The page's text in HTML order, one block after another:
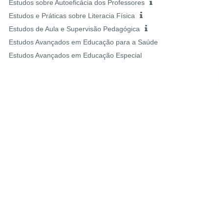
Estudos sobre Autoeficácia dos Professores
Estudos e Práticas sobre Literacia Física
Estudos de Aula e Supervisão Pedagógica
Estudos Avançados em Educação para a Saúde
Estudos Avançados em Educação Especial